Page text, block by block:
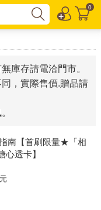
0
庫存請電洽門市。
，實際售價.贈品請
南【首刷限量★「相
心透卡】
元